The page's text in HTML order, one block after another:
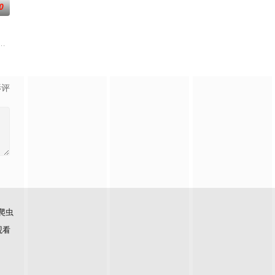
星耀相遇，
的「马子狗乐团」主唱周可杰（张孝全 饰），
评
虫
看